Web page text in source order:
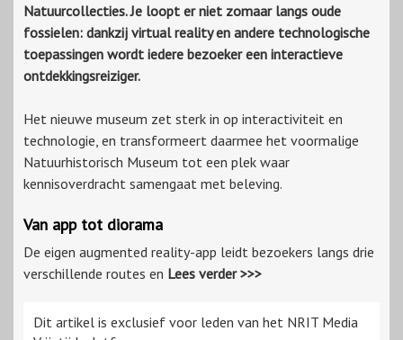
Natuurcollecties. Je loopt er niet zomaar langs oude
fossielen: dankzij virtual reality en andere technologische
toepassingen wordt iedere bezoeker een interactieve
ontdekkingsreiziger.
Het nieuwe museum zet sterk in op interactiviteit en
technologie, en transformeert daarmee het voormalige
Natuurhistorisch Museum tot een plek waar
kennisoverdracht samengaat met beleving.
Van app tot diorama
De eigen augmented reality-app leidt bezoekers langs drie
verschillende routes en Lees verder >>>
Dit artikel is exclusief voor leden van het NRIT Media